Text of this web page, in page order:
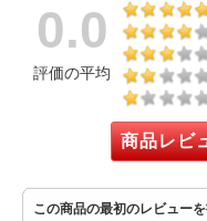
0.0
評価の平均
商品レビ
この商品の最初のレビュー